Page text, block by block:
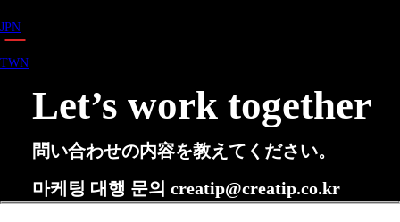
JPN
TWN
Let’s work together
問い合わせの内容を教えてください。
마케팅 대행 문의 creatip@creatip.co.kr